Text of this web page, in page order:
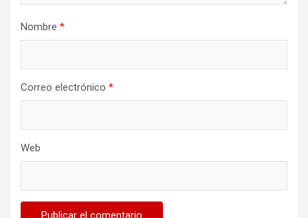
Nombre *
Correo electrónico *
Web